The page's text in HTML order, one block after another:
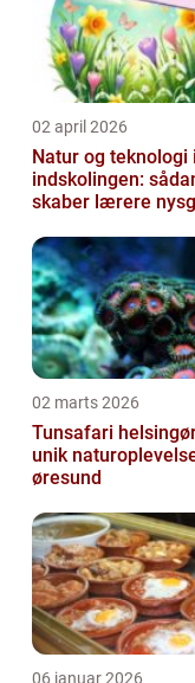
02 april 2026
Natur og teknologi i
indskolingen:
skaber lærere
02 marts 2026
Tunsafari
unik
øresund
06 januar 2026